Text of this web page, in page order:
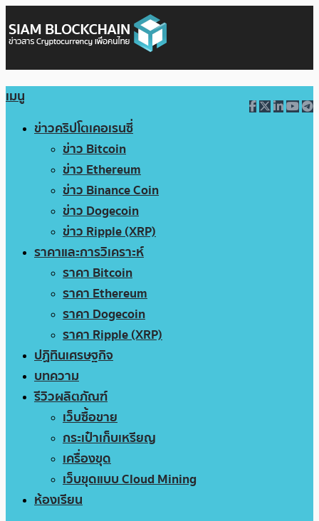
เมนู
ข่าวคริปโตเคอเรนซี่
ข่าว Bitcoin
ข่าว Ethereum
ข่าว Binance Coin
ข่าว Dogecoin
ข่าว Ripple (XRP)
ราคาและการวิเคราะห์
ราคา Bitcoin
ราคา Ethereum
ราคา Dogecoin
ราคา Ripple (XRP)
ปฏิทินเศรษฐกิจ
บทความ
รีวิวผลิตภัณฑ์
เว็บซื้อขาย
กระเป๋าเก็บเหรียญ
เครื่องขุด
เว็บขุดแบบ Cloud Mining
ห้องเรียน